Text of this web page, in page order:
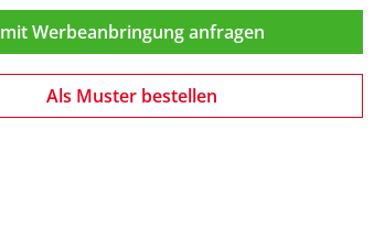
mit Werbeanbringung anfragen
Als Muster bestellen